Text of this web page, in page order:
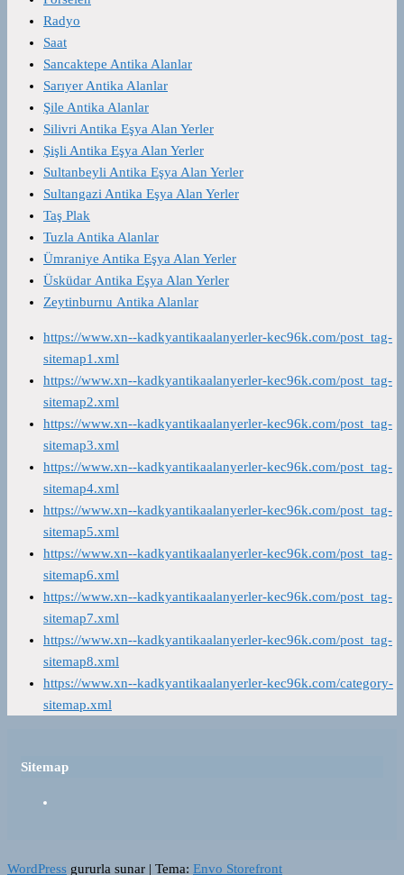
Radyo
Saat
Sancaktepe Antika Alanlar
Sarıyer Antika Alanlar
Şile Antika Alanlar
Silivri Antika Eşya Alan Yerler
Şişli Antika Eşya Alan Yerler
Sultanbeyli Antika Eşya Alan Yerler
Sultangazi Antika Eşya Alan Yerler
Taş Plak
Tuzla Antika Alanlar
Ümraniye Antika Eşya Alan Yerler
Üsküdar Antika Eşya Alan Yerler
Zeytinburnu Antika Alanlar
https://www.xn--kadkyantikaalanyerler-kec96k.com/post_tag-
sitemap1.xml
https://www.xn--kadkyantikaalanyerler-kec96k.com/post_tag-
sitemap2.xml
https://www.xn--kadkyantikaalanyerler-kec96k.com/post_tag-
sitemap3.xml
https://www.xn--kadkyantikaalanyerler-kec96k.com/post_tag-
sitemap4.xml
https://www.xn--kadkyantikaalanyerler-kec96k.com/post_tag-
sitemap5.xml
https://www.xn--kadkyantikaalanyerler-kec96k.com/post_tag-
sitemap6.xml
https://www.xn--kadkyantikaalanyerler-kec96k.com/post_tag-
sitemap7.xml
https://www.xn--kadkyantikaalanyerler-kec96k.com/post_tag-
sitemap8.xml
https://www.xn--kadkyantikaalanyerler-kec96k.com/category-
sitemap.xml
Sitemap
WordPress gururla sunar | Tema: Envo Storefront